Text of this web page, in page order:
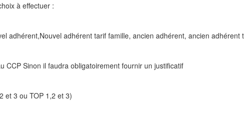
à effectuer :
adhérent,Nouvel adhérent tarif famille, ancien adhérent, ancien
CCP Sinon il faudra obligatoirement fournir un justificatif
et 3 ou TOP 1,2 et 3)